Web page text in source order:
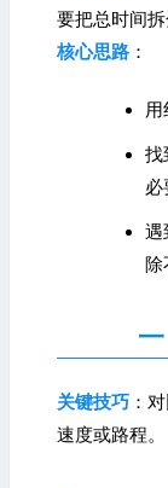
要把总时间拆
核心思路：
找
必
遇
除
关键技巧：
速度或路程。